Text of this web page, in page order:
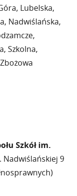
Lubelska,
Nadwiślańska,
Szkolna,
Szkół im.
Nadwiślańskiej 9